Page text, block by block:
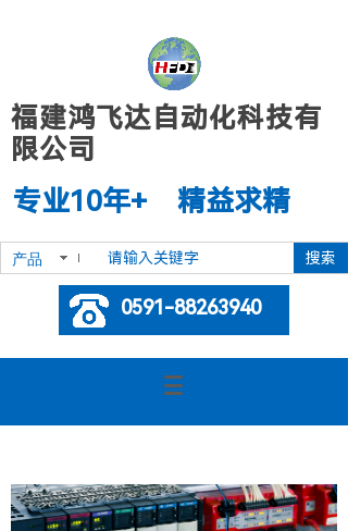
福建鸿飞达自动化科技有
限公司
专业10年+ 精益求精
0591-88263940
产品 搜索